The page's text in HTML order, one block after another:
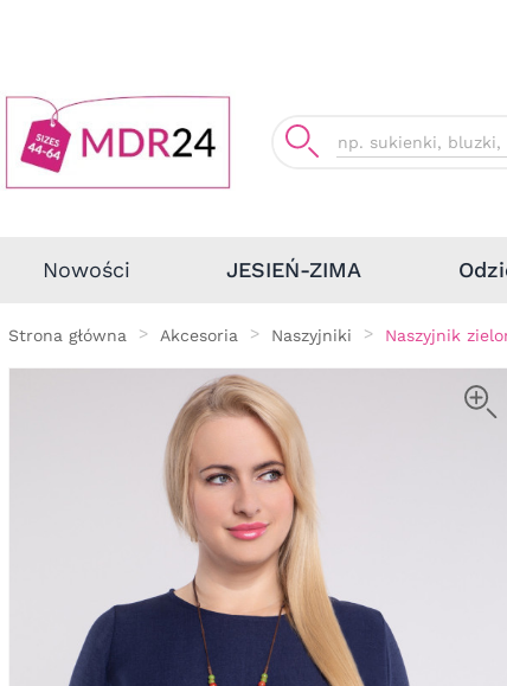
Nowości JESIEŃ-ZIMA
Strona główna Akcesoria Naszyjniki Naszyjnik